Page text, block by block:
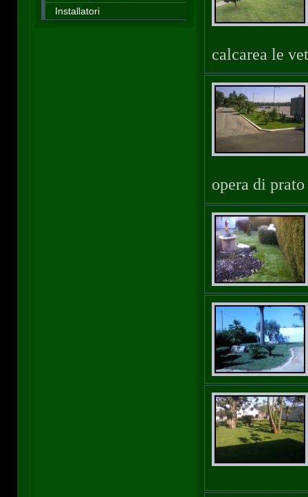
Installatori
calcarea le
opera di